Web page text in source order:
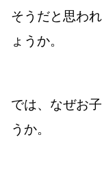
そうだと思わ
ょうか。
では、なぜお
うか。